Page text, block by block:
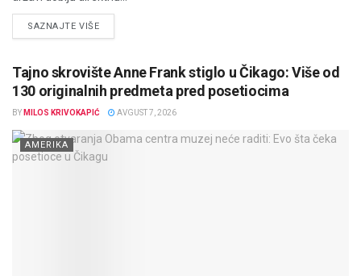
SAZNAJTE VIŠEDETAILS
Tajno skrovište Anne Frank stiglo u Čikago: Više od
130 originalnih predmeta pred posetiocima
BY MILOS KRIVOKAPIĆ AVGUST 7, 2026
AMERIKA